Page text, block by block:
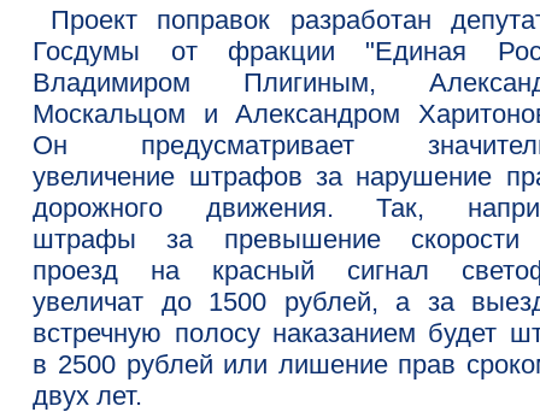
Проект поправок разработан
Госдумы от фракции "Единая
Владимиром Плигиным,
Москальцом и Александром
Он предусматривает
увеличение штрафов за нарушение
дорожного движения. Так,
штрафы за превышение скорости
проезд на красный сигнал
увеличат до 1500 рублей, а за
встречную полосу наказанием будет
в 2500 рублей или лишение прав
двух лет.